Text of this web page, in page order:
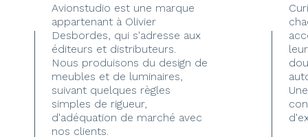
Avionstudio est une marque
appartenant à Olivier
Desbordes, qui s'adresse aux
éditeurs et distributeurs.
Nous produisons du design de
meubles et de luminaires,
suivant quelques règles
simples de rigueur,
d'adéquation de marché avec
nos clients.